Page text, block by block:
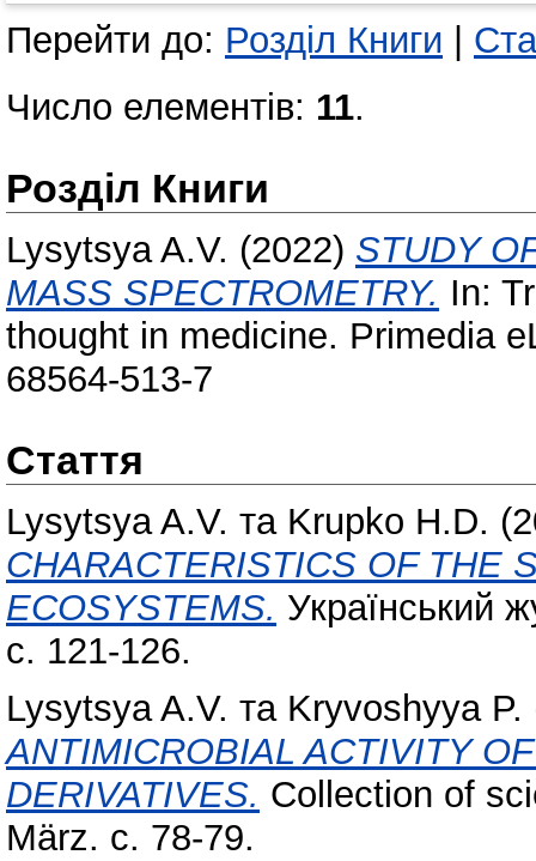
Перейти до: Розділ Книги
Число елементів: 11.
Розділ Книги
Lysytsya A.V. (2022) STUDY
MASS SPECTROMETRY. In:
thought in medicine. Primedia
68564-513-7
Стаття
Lysytsya A.V. та Krupko H.D.
CHARACTERISTICS OF THE
ECOSYSTEMS. Український
с. 121-126.
Lysytsya A.V. та Kryvoshyya P.
ANTIMICROBIAL ACTIVITY
DERIVATIVES. Collection of
März. с. 78-79.